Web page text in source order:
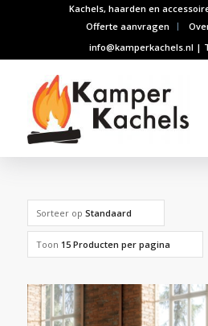
Kachels, haarden en
Offerte aanvragen
info@kamperkachels.nl |
Sorteer op Standaard
Toon 15 Producten per pagina